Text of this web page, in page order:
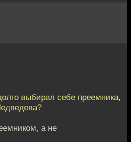
выбирал себе преемника,
а не